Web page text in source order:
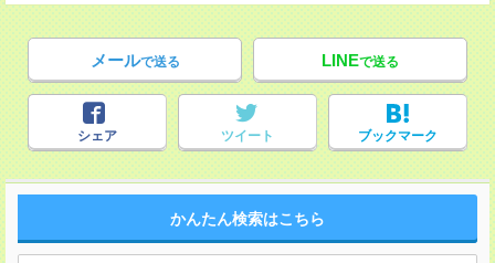
メールで送る LINEで送る
シェア ツイート ブックマーク
かんたん検索はこちら